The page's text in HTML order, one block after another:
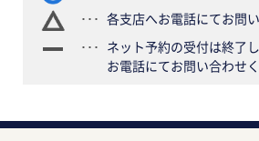
各支店へお電話にてお問
ネット予約の受付は終了
お電話にてお問い合わせく